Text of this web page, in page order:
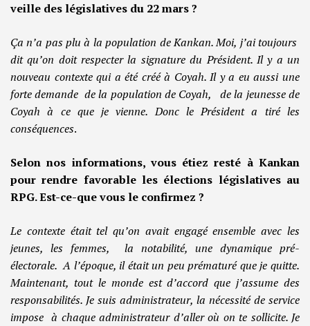
veille des législatives du 22 mars ?
Ça n’a pas plu à la population de Kankan. Moi, j’ai toujours
dit qu’on doit respecter la signature du Président. Il y a un
nouveau contexte qui a été créé à Coyah. Il y a eu aussi une
forte demande de la population de Coyah, de la jeunesse de
Coyah à ce que je vienne. Donc le Président a tiré les
conséquences.
Selon nos informations, vous étiez resté à Kankan
pour rendre favorable les élections législatives au
RPG. Est-ce-que vous le confirmez ?
Le contexte était tel qu’on avait engagé ensemble avec les
jeunes, les femmes, la notabilité, une dynamique pré-
électorale. A l’époque, il était un peu prématuré que je quitte.
Maintenant, tout le monde est d’accord que j’assume des
responsabilités. Je suis administrateur, la nécessité de service
impose à chaque administrateur d’aller où on te sollicite. Je